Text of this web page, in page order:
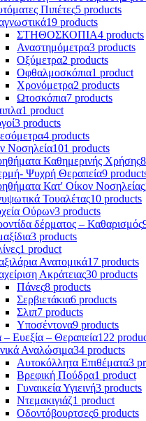
Πιπέτες5 products
19 products
ΣΤΗΘΟΣΚΟΠΙΑ4 products
Αναστημόμετρα3 products
Οξύμετρα2 products
Οφθαλμοσκόπια1 product
Χρονόμετρα2 products
Ωτοσκόπια7 products
1 product
3 products
4 products
Νοσηλεία101 products
Καθημερινής Χρήσης
Ψυχρή Θεραπεία9
Κατ' Οίκον Νοσηλείας
Τουαλέτας10 products
Ούρων3 products
δέρματος – Καθαρισμός
3 products
1 product
Ανατομικά17 products
Ακράτειας30 products
Πάνες8 products
Σερβιετάκια6 products
Σλιπ7 products
Υποσέντονα9 products
Ευεξία – Θεραπεία122
Αναλώσιμα34 products
Αυτοκόλλητα Επιθέματα3
Βρεφική Πούδρα1 product
Γυναικεία Υγιεινή3 products
Ντεμακιγιάζ1 product
Οδοντόβουρτσες6 products